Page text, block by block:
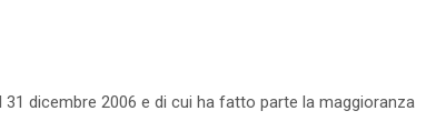
dicembre 2006 e di cui ha fatto parte la maggioranza